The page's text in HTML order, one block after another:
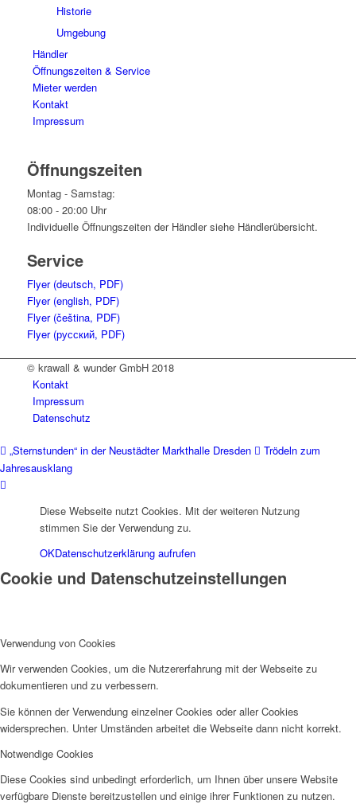
Historie
Umgebung
Händler
Öffnungszeiten & Service
Mieter werden
Kontakt
Impressum
Öffnungszeiten
Montag - Samstag:
08:00 - 20:00 Uhr
Individuelle Öffnungszeiten der Händler siehe Händlerübersicht.
Service
Flyer (deutsch, PDF)
Flyer (english, PDF)
Flyer (čeština, PDF)
Flyer (русский, PDF)
© krawall & wunder GmbH 2018
Kontakt
Impressum
Datenschutz
„Sternstunden“ in der Neustädter Markthalle Dresden
Trödeln zum
Jahresausklang
Diese Webseite nutzt Cookies. Mit der weiteren Nutzung
stimmen Sie der Verwendung zu.
OKDatenschutzerklärung aufrufen
Cookie und Datenschutzeinstellungen
Verwendung von Cookies
Wir verwenden Cookies, um die Nutzererfahrung mit der Webseite zu
dokumentieren und zu verbessern.
Sie können der Verwendung einzelner Cookies oder aller Cookies
widersprechen. Unter Umständen arbeitet die Webseite dann nicht korrekt.
Notwendige Cookies
Diese Cookies sind unbedingt erforderlich, um Ihnen über unsere Website
verfügbare Dienste bereitzustellen und einige ihrer Funktionen zu nutzen.